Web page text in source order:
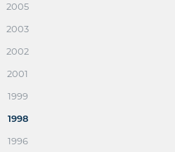
2005
2003
2002
2001
1999
1998
1996